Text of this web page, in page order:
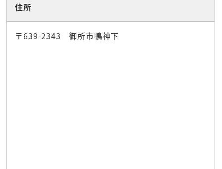
住所
〒639-2343 御所市鴨神下